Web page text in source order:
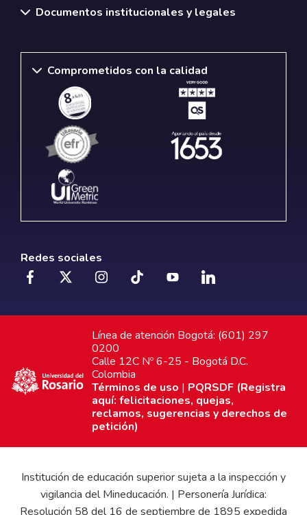
Documentos institucionales y legales
Comprometidos con la calidad
Redes sociales
Línea de atención Bogotá: (601) 297
0200
Calle 12C Nº 6-25 - Bogotá D.C.
Colombia
Términos de uso | PQRSDF (Registra
aquí: felicitaciones, quejas,
reclamos, sugerencias y derechos de
petición)
Institución de educación superior sujeta a la inspección y
vigilancia del Mineducación. | Personería Jurídica:
Resolución 58 del 16 de septiembre de 1895 expedida